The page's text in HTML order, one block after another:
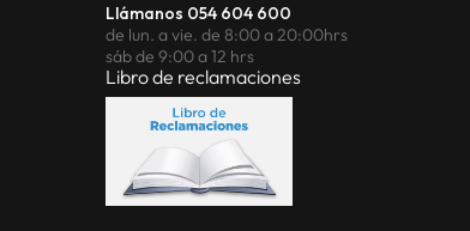
Llámanos 054 604 600
de lun. a vie. de 8:00 a 20:00hrs
sáb de 9:00 a 12 hrs
Libro de reclamaciones